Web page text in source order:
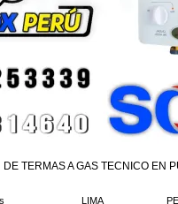
TERMAS A GAS TECNICO EN
LIMA